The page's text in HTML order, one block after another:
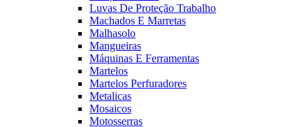
Luvas De Proteção Trabalho
Machados E Marretas
Malhasolo
Mangueiras
Máquinas E Ferramentas
Martelos
Martelos Perfuradores
Metalicas
Mosaicos
Motosserras